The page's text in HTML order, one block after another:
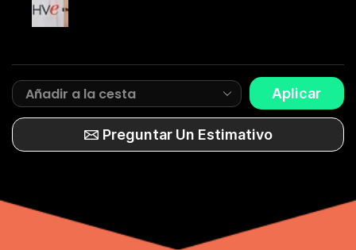
Aplicar
Preguntar Un Estimativo